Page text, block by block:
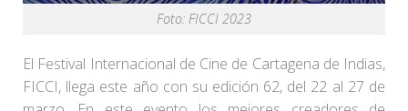
Foto: FICCI 2023
El Festival Internacional de Cine de Cartagena de Indias,
FICCI, llega este año con su edición 62, del 22 al 27 de